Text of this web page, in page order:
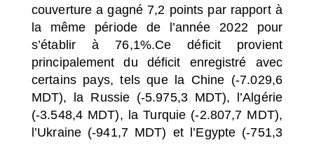
couverture a gagné 7,2 points par rapport à
la même période de l’année 2022 pour
s’établir à 76,1%.Ce déficit provient
principalement du déficit enregistré avec
certains pays, tels que la Chine (-7.029,6
MDT), la Russie (-5.975,3 MDT), l’Algérie
(-3.548,4 MDT), la Turquie (-2.807,7 MDT),
l’Ukraine (-941,7 MDT) et l’Egypte (-751,3